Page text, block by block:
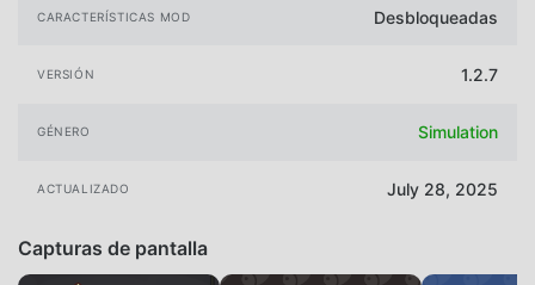
CARACTERÍSTICAS MOD Desbloqueadas
VERSIÓN 1.2.7
GÉNERO Simulation
ACTUALIZADO July 28, 2025
Capturas de pantalla